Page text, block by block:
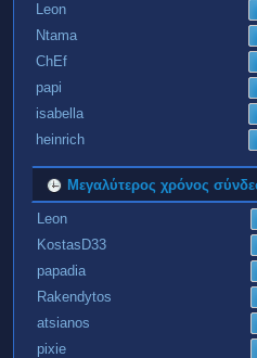
Leon
Ntama
ChEf
papi
isabella
heinrich
Μεγαλύτερος χρόνος
Leon
KostasD33
papadia
Rakendytos
atsianos
pixie